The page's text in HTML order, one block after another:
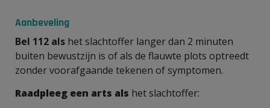
Aanbeveling
Bel 112 als het slachtoffer langer dan 2 minuten
buiten bewustzijn is of als de flauwte plots optreedt
zonder voorafgaande tekenen of symptomen.
Raadpleeg een arts als het slachtoffer: